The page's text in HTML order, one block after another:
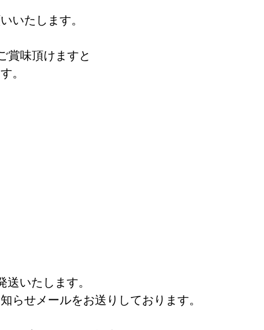
いたします。
賞味頂けますと
。
送いたします。
らせメールをお送りしております。